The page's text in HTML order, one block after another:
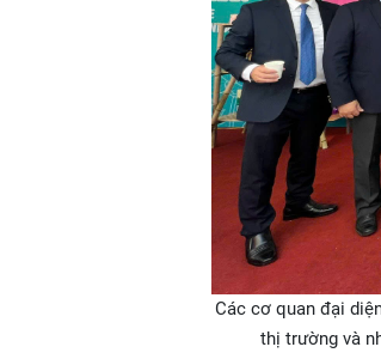
Các cơ quan đại
thị trường và